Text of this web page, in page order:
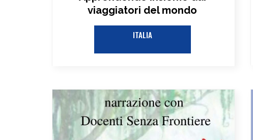
viaggiatori del mondo​
ITALIA